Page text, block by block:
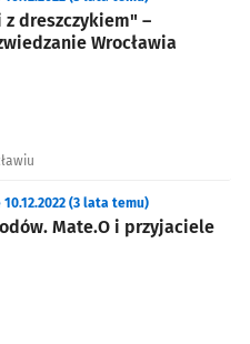
z dreszczykiem" –
Wrocławia
Mate.O i przyjaciele
10.12.2022 (3 lata temu)